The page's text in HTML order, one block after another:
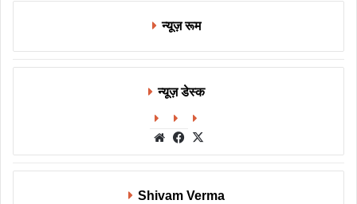
न्यूज़ रूम
न्यूज़ डेस्क
WebsiteFacebook
Shivam Verma